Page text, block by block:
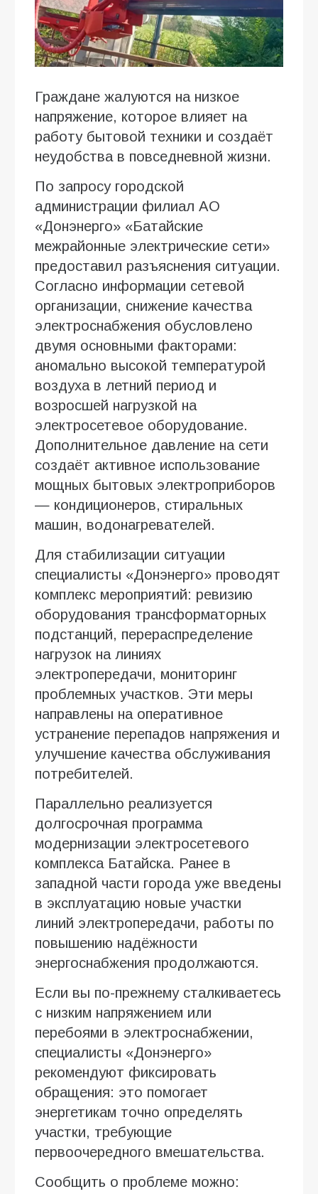
Граждане жалуются на низкое
напряжение, которое влияет на
работу бытовой техники и создаёт
неудобства в повседневной жизни.
По запросу городской
администрации филиал АО
«Донэнерго» «Батайские
межрайонные электрические сети»
предоставил разъяснения ситуации.
Согласно информации сетевой
организации, снижение качества
электроснабжения обусловлено
двумя основными факторами:
аномально высокой температурой
воздуха в летний период и
возросшей нагрузкой на
электросетевое оборудование.
Дополнительное давление на сети
создаёт активное использование
мощных бытовых электроприборов
— кондиционеров, стиральных
машин, водонагревателей.
Для стабилизации ситуации
специалисты «Донэнерго» проводят
комплекс мероприятий: ревизию
оборудования трансформаторных
подстанций, перераспределение
нагрузок на линиях
электропередачи, мониторинг
проблемных участков. Эти меры
направлены на оперативное
устранение перепадов напряжения и
улучшение качества обслуживания
потребителей.
Параллельно реализуется
долгосрочная программа
модернизации электросетевого
комплекса Батайска. Ранее в
западной части города уже введены
в эксплуатацию новые участки
линий электропередачи, работы по
повышению надёжности
энергоснабжения продолжаются.
Если вы по-прежнему сталкиваетесь
с низким напряжением или
перебоями в электроснабжении,
специалисты «Донэнерго»
рекомендуют фиксировать
обращения: это помогает
энергетикам точно определять
участки, требующие
первоочередного вмешательства.
Сообщить о проблеме можно: